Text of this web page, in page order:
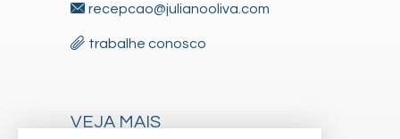
recepcao@julianooliva.com
trabalhe conosco
VEJA MAIS